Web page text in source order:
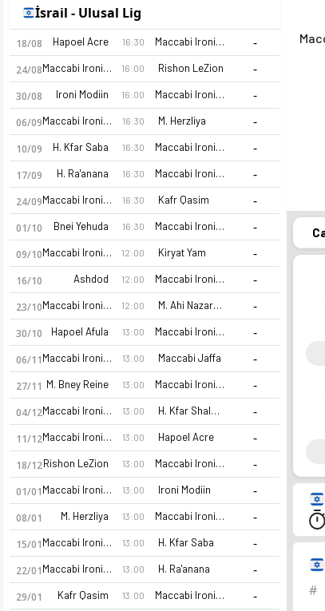
İsrail - Ulusal Lig
18/08 Hapoel Acre 16:30 Maccabi Ironi Kiryat Gat -
24/08 Maccabi Ironi Kiryat Gat 16:00 Rishon LeZion -
30/08 Ironi Modiin 16:00 Maccabi Ironi Kiryat Gat -
06/09 Maccabi Ironi Kiryat Gat 16:30 M. Herzliya -
10/09 H. Kfar Saba 16:30 Maccabi Ironi Kiryat Gat -
17/09 H. Ra'anana 16:30 Maccabi Ironi Kiryat Gat -
24/09 Maccabi Ironi Kiryat Gat 16:30 Kafr Qasim -
01/10 Bnei Yehuda 16:30 Maccabi Ironi Kiryat Gat -
09/10 Maccabi Ironi Kiryat Gat 12:00 Kiryat Yam -
16/10 Ashdod 12:00 Maccabi Ironi Kiryat Gat -
23/10 Maccabi Ironi Kiryat Gat 12:00 M. Ahi Nazareth -
30/10 Hapoel Afula 13:00 Maccabi Ironi Kiryat Gat -
06/11 Maccabi Ironi Kiryat Gat 13:00 Maccabi Jaffa -
27/11 M. Bney Reine 13:00 Maccabi Ironi Kiryat Gat -
04/12 Maccabi Ironi Kiryat Gat 13:00 H. Kfar Shalem -
11/12 Maccabi Ironi Kiryat Gat 13:00 Hapoel Acre -
18/12Rishon LeZion 13:00 Maccabi Ironi Kiryat Gat -
01/01 Maccabi Ironi Kiryat Gat 13:00 Ironi Modiin -
08/01 M. Herzliya 13:00 Maccabi Ironi Kiryat Gat -
15/01 Maccabi Ironi Kiryat Gat 13:00 H. Kfar Saba -
22/01 Maccabi Ironi Kiryat Gat 13:00 H. Ra'anana -
29/01 Kafr Qasim 13:00 Maccabi Ironi Kiryat Gat - #